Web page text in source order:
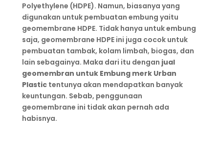
Polyethylene (HDPE). Namun, biasanya yang
digunakan untuk pembuatan embung yaitu
geomembrane HDPE. Tidak hanya untuk embung
saja, geomembrane HDPE ini juga cocok untuk
pembuatan tambak, kolam limbah, biogas, dan
lain sebagainya. Maka dari itu dengan jual
geomembran untuk Embung merk Urban
Plastic tentunya akan mendapatkan banyak
keuntungan. Sebab, penggunaan
geomembrane ini tidak akan pernah ada
habisnya.